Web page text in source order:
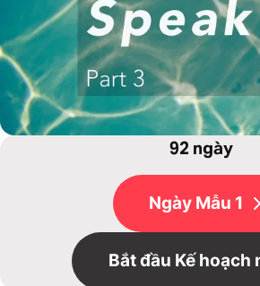
92 ngày
Ngày Mẫu 1
Bắt đầu Kế hoạch